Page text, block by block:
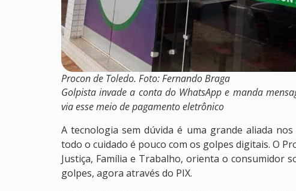
Procon de Toledo. Foto: Fernando Braga
Golpista invade a conta do WhatsApp e manda
via esse meio de pagamento eletrônico
A tecnologia sem dúvida é uma grande aliada
todo o cuidado é pouco com os golpes digitais. O
Justiça, Família e Trabalho, orienta o consumidor
golpes, agora através do PIX.